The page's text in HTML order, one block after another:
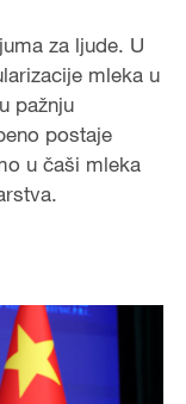
za ljude. U
mleka u
pažnju
postaje
u čaši mleka